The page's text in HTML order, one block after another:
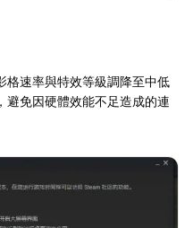
格速率與特效等級調降至中低
避免因硬體效能不足造成的連